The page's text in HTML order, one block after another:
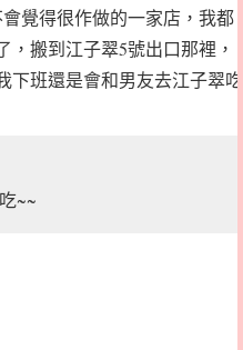
覺得很作做的一家店，我都
搬到江子翠5號出口那裡，
班還是會和男友去江子翠吃
~~